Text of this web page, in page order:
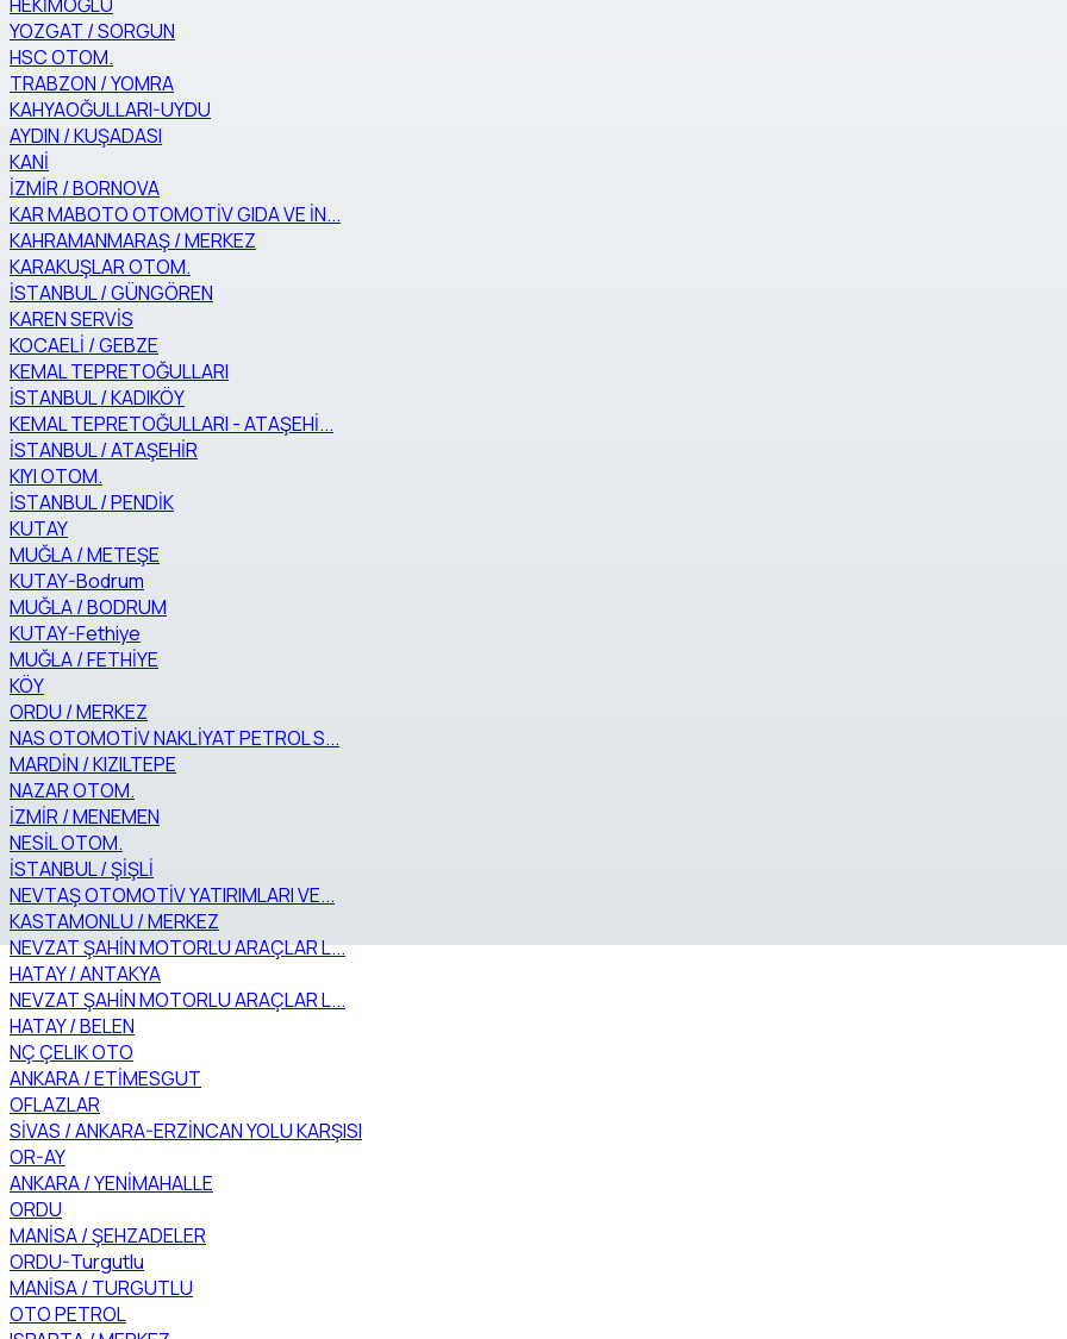
HEKİMOĞLU
YOZGAT / SORGUN
HSC OTOM.
TRABZON / YOMRA
KAHYAOĞULLARI-UYDU
AYDIN / KUŞADASI
KANİ
İZMİR / BORNOVA
KAR MABOTO OTOMOTİV GIDA VE İN...
KAHRAMANMARAŞ / MERKEZ
KARAKUŞLAR OTOM.
İSTANBUL / GÜNGÖREN
KAREN SERVİS
KOCAELİ / GEBZE
KEMAL TEPRETOĞULLARI
İSTANBUL / KADIKÖY
KEMAL TEPRETOĞULLARI - ATAŞEHİ...
İSTANBUL / ATAŞEHİR
KIYI OTOM.
İSTANBUL / PENDİK
KUTAY
MUĞLA / METEŞE
KUTAY-Bodrum
MUĞLA / BODRUM
KUTAY-Fethiye
MUĞLA / FETHİYE
KÖY
ORDU / MERKEZ
NAS OTOMOTİV NAKLİYAT PETROL S...
MARDİN / KIZILTEPE
NAZAR OTOM.
İZMİR / MENEMEN
NESİL OTOM.
İSTANBUL / ŞİŞLİ
NEVTAŞ OTOMOTİV YATIRIMLARI VE...
KASTAMONLU / MERKEZ
NEVZAT ŞAHİN MOTORLU ARAÇLAR L...
HATAY / ANTAKYA
NEVZAT ŞAHİN MOTORLU ARAÇLAR L...
HATAY / BELEN
NÇ ÇELIK OTO
ANKARA / ETİMESGUT
OFLAZLAR
SİVAS / ANKARA-ERZİNCAN YOLU KARŞISI
OR-AY
ANKARA / YENİMAHALLE
ORDU
MANİSA / ŞEHZADELER
ORDU-Turgutlu
MANİSA / TURGUTLU
OTO PETROL